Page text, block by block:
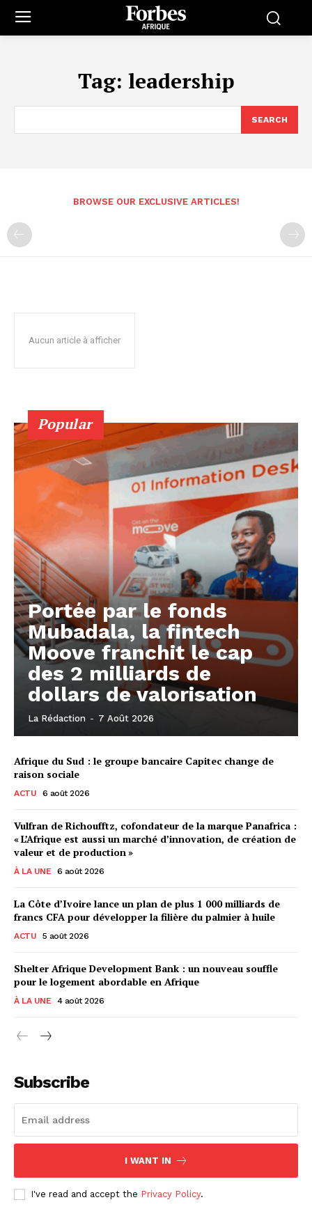
Tag: leadership
SEARCH
BROWSE OUR EXCLUSIVE ARTICLES!
Aucun article à afficher
Popular
Portée par le fonds
Mubadala, la fintech
Moove franchit le cap
des 2 milliards de
dollars de valorisation
La Rédaction - 7 Août 2026
Afrique du Sud : le groupe bancaire Capitec change de
raison sociale
ACTU 6 août 2026
Vulfran de Richoufftz, cofondateur de la marque Panafrica :
« L’Afrique est aussi un marché d’innovation, de création de
valeur et de production »
À LA UNE 6 août 2026
La Côte d’Ivoire lance un plan de plus 1 000 milliards de
francs CFA pour développer la filière du palmier à huile
ACTU 5 août 2026
Shelter Afrique Development Bank : un nouveau souffle
pour le logement abordable en Afrique
À LA UNE 4 août 2026
Subscribe
I WANT IN
I've read and accept the Privacy Policy.